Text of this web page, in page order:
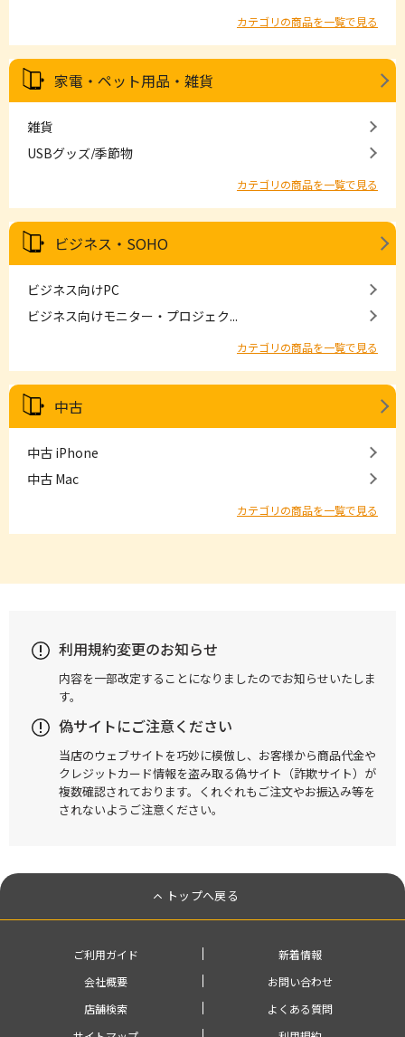
カテゴリの商品を一覧で見る
家電・ペット用品・雑貨
雑貨
USBグッズ/季節物
カテゴリの商品を一覧で見る
ビジネス・SOHO
ビジネス向けPC
ビジネス向けモニター・プロジェク...
カテゴリの商品を一覧で見る
中古
中古 iPhone
中古 Mac
カテゴリの商品を一覧で見る
利用規約変更のお知らせ
内容を一部改定することになりましたのでお知らせいたしま
す。
偽サイトにご注意ください
当店のウェブサイトを巧妙に模倣し、お客様から商品代金や
クレジットカード情報を盗み取る偽サイト（詐欺サイト）が
複数確認されております。くれぐれもご注文やお振込み等を
されないようご注意ください。
トップへ戻る
ご利用ガイド
新着情報
会社概要
お問い合わせ
店舗検索
よくある質問